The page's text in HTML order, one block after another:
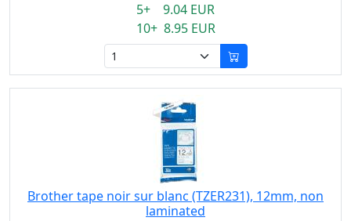
5+ 9.04 EUR
10+ 8.95 EUR
Brother tape noir sur blanc (TZER231), 12mm, non
laminated